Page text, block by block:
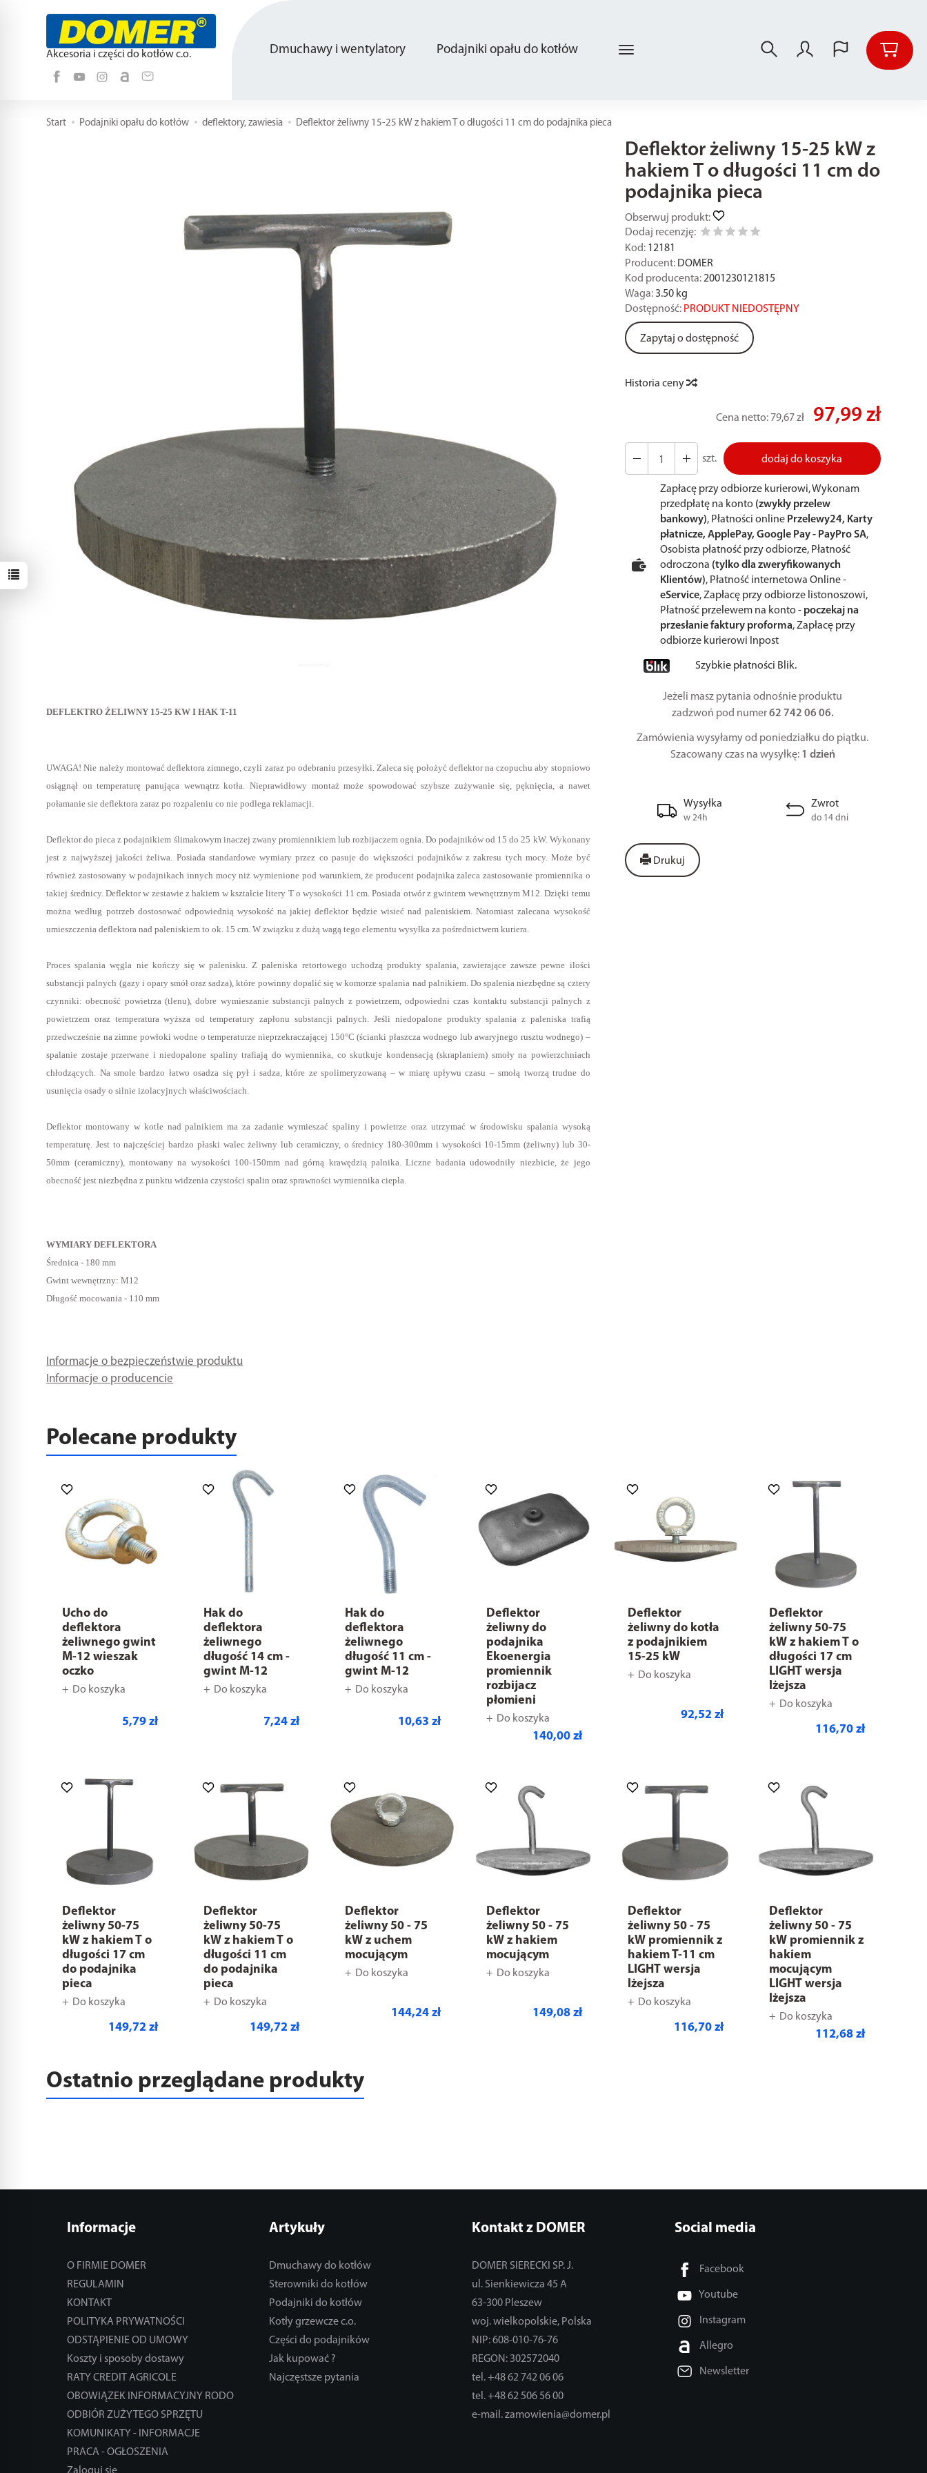
Akcesoria i części do kotłów c.o. Dmuchawy i wentylatory Podajniki opału do kotłów
Start Podajniki opału do kotłów deflektory, zawiesia Deflektor żeliwny 15-25 kW z hakiem T o długości 11 cm do podajnika pieca
Deflektor żeliwny 15-25 kW z
hakiem T o długości 11 cm do
podajnika pieca
Obserwuj produkt:
Dodaj recenzję:
Kod: 12181
Producent: DOMER
Kod producenta:2001230121815
Waga: 3.50 kg
Dostępność: PRODUKT NIEDOSTĘPNY
Zapytaj o dostępność
Historia ceny
Cena netto: 79,67 zł 97,99 zł
szt. dodaj do koszyka
Zapłacę przy odbiorze kurierowi, Wykonam
przedpłatę na konto (zwykły przelew
bankowy), Płatności online Przelewy24, Karty
płatnicze, ApplePay, Google Pay - PayPro SA,
Osobista płatność przy odbiorze, Płatność
odroczona (tylko dla zweryfikowanych
Klientów), Płatność internetowa Online -
eService, Zapłacę przy odbiorze listonoszowi,
Płatność przelewem na konto - poczekaj na
przesłanie faktury proforma, Zapłacę przy
odbiorze kurierowi Inpost
Szybkie płatności Blik.
Jeżeli masz pytania odnośnie produktu
zadzwoń pod numer62 742 06 06.
Zamówienia wysyłamy od poniedziałku do piątku.
Szacowany czas na wysyłkę: 1 dzień
Wysyłka
w 24h
Zwrot
do 14 dni
Drukuj
DEFLEKTRO ŻELIWNY 15-25 KW I HAK T-11
UWAGA! Nie należy montować deflektora zimnego, czyli zaraz po odebraniu przesyłki. Zaleca się położyć deflektor na czopuchu aby stopniowo
osiągnął on temperaturę panująca wewnątrz kotła. Nieprawidłowy montaż może spowodować szybsze zużywanie się, pęknięcia, a nawet
połamanie sie deflektora zaraz po rozpaleniu co nie podlega reklamacji.
Deflektor do pieca z podajnikiem ślimakowym inaczej zwany promiennikiem lub rozbijaczem ognia. Do podajników od 15 do 25 kW. Wykonany
jest z najwyższej jakości żeliwa. Posiada standardowe wymiary przez co pasuje do większości podajników z zakresu tych mocy. Może być
również zastosowany w podajnikach innych mocy niż wymienione pod warunkiem, że producent podajnika zaleca zastosowanie promiennika o
takiej średnicy. Deflektor w zestawie z hakiem w kształcie litery T o wysokości 11 cm. Posiada otwór z gwintem wewnętrznym M12. Dzięki temu
można według potrzeb dostosować odpowiednią wysokość na jakiej deflektor będzie wisieć nad paleniskiem. Natomiast zalecana wysokość
umieszczenia deflektora nad paleniskiem to ok. 15 cm. W związku z dużą wagą tego elementu wysyłka za pośrednictwem kuriera.
Proces spalania węgla nie kończy się w palenisku. Z paleniska retortowego uchodzą produkty spalania, zawierające zawsze pewne ilości
substancji palnych (gazy i opary smół oraz sadza), które powinny dopalić się w komorze spalania nad palnikiem. Do spalenia niezbędne są cztery
czynniki: obecność powietrza (tlenu), dobre wymieszanie substancji palnych z powietrzem, odpowiedni czas kontaktu substancji palnych z
powietrzem oraz temperatura wyższa od temperatury zapłonu substancji palnych. Jeśli niedopalone produkty spalania z paleniska trafią
przedwcześnie na zimne powłoki wodne o temperaturze nieprzekraczającej 150°C (ścianki płaszcza wodnego lub awaryjnego rusztu wodnego) –
spalanie zostaje przerwane i niedopalone spaliny trafiają do wymiennika, co skutkuje kondensacją (skraplaniem) smoły na powierzchniach
chłodzących. Na smole bardzo łatwo osadza się pył i sadza, które ze spolimeryzowaną – w miarę upływu czasu – smołą tworzą trudne do
usunięcia osady o silnie izolacyjnych właściwościach.
Deflektor montowany w kotle nad palnikiem ma za zadanie wymieszać spaliny i powietrze oraz utrzymać w środowisku spalania wysoką
temperaturę. Jest to najczęściej bardzo płaski walec żeliwny lub ceramiczny, o średnicy 180-300mm i wysokości 10-15mm (żeliwny) lub 30-
50mm (ceramiczny), montowany na wysokości 100-150mm nad górną krawędzią palnika. Liczne badania udowodniły niezbicie, że jego
obecność jest niezbędna z punktu widzenia czystości spalin oraz sprawności wymiennika ciepła.
WYMIARY DEFLEKTORA
Średnica - 180 mm
Gwint wewnętrzny: M12
Długość mocowania - 110 mm
Informacje o bezpieczeństwie produktu
Informacje o producencie
Polecane produkty
Ucho do
deflektora
żeliwnego gwint
M-12 wieszak
oczko
Do koszyka
5,79 zł
Hak do
deflektora
żeliwnego
długość 14 cm -
gwint M-12
Do koszyka
7,24 zł
Hak do
deflektora
żeliwnego
długość 11 cm -
gwint M-12
Do koszyka
10,63 zł
Deflektor
żeliwny do
podajnika
Ekoenergia
promiennik
rozbijacz
płomieni
Do koszyka
140,00 zł
Deflektor
żeliwny do kotła
z podajnikiem
15-25 kW
Do koszyka
92,52 zł
Deflektor
żeliwny 50-75
kW z hakiem T o
długości 17 cm
LIGHT wersja
lżejsza
Do koszyka
116,70 zł
Deflektor
żeliwny 50-75
kW z hakiem T o
długości 17 cm
do podajnika
pieca
Do koszyka
149,72 zł
Deflektor
żeliwny 50-75
kW z hakiem T o
długości 11 cm
do podajnika
pieca
Do koszyka
149,72 zł
Deflektor
żeliwny 50 - 75
kW z uchem
mocującym
Do koszyka
144,24 zł
Deflektor
żeliwny 50 - 75
kW z hakiem
mocującym
Do koszyka
149,08 zł
Deflektor
żeliwny 50 - 75
kW promiennik z
hakiem T-11 cm
LIGHT wersja
lżejsza
Do koszyka
116,70 zł
Deflektor
żeliwny 50 - 75
kW promiennik z
hakiem
mocującym
LIGHT wersja
lżejsza
Do koszyka
112,68 zł
Ostatnio przeglądane produkty
W ostatnich 30 dniach produktem interesuje się10osób.
Informacje
O FIRMIE DOMER
REGULAMIN
KONTAKT
POLITYKA PRYWATNOŚCI
ODSTĄPIENIE OD UMOWY
Koszty i sposoby dostawy
RATY CREDIT AGRICOLE
OBOWIĄZEK INFORMACYJNY RODO
ODBIÓR ZUŻYTEGO SPRZĘTU
KOMUNIKATY - INFORMACJE
PRACA - OGŁOSZENIA
Artykuły
Dmuchawy do kotłów
Sterowniki do kotłów
Podajniki do kotłów
Kotły grzewcze c.o.
Części do podajników
Jak kupować ?
Najczęstsze pytania
Kontakt z DOMER
DOMER SIERECKI SP. J.
ul. Sienkiewicza 45 A
63-300 Pleszew
woj. wielkopolskie, Polska
NIP: 608-010-76-76
REGON: 302572040
tel. +48 62 742 06 06
tel. +48 62 506 56 00
e-mail. zamowienia@domer.pl
Social media
Facebook
Youtube
Instagram
Allegro
Newsletter